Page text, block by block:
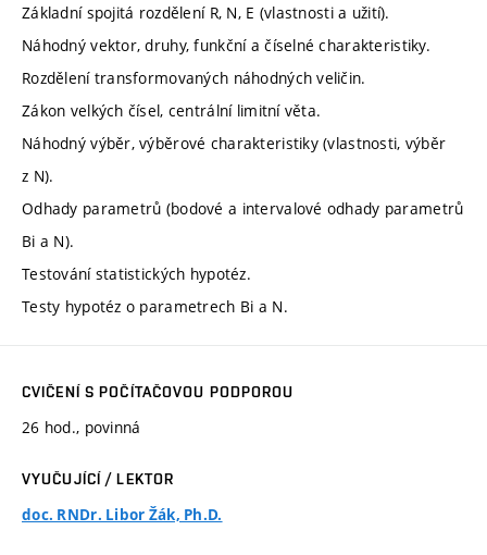
Základní spojitá rozdělení R, N, E (vlastnosti a užití).
Náhodný vektor, druhy, funkční a číselné charakteristiky.
Rozdělení transformovaných náhodných veličin.
Zákon velkých čísel, centrální limitní věta.
Náhodný výběr, výběrové charakteristiky (vlastnosti, výběr
z N).
Odhady parametrů (bodové a intervalové odhady parametrů
Bi a N).
Testování statistických hypotéz.
Testy hypotéz o parametrech Bi a N.
CVIČENÍ S POČÍTAČOVOU PODPOROU
26 hod., povinná
VYUČUJÍCÍ / LEKTOR
doc. RNDr. Libor Žák, Ph.D.